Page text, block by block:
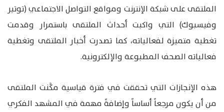
الملتقى على شبكة الإنترنت ومواقع التواصل الاجتماعي (توتير
وفيسبوك) التي واكبت أحداث الملتقى باستمرار وقدمت
تغطية متميزة لفعالياته، كما تصدرت أخبار الملتقى وتغطية
فعالياته الصحف المطبوعة والإلكترونية.
هذه الإنجازات التي تحققت في فترة قياسية مكَّنت الملتقى
من أن يكون مرجعاً أساساً وإضافةً مهمة في المشهد الفكري